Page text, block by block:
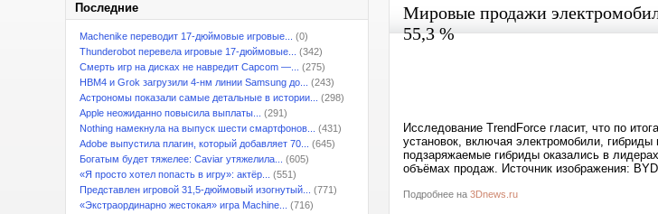
Последние
Machenike переводит 17-дюймовые игровые...
(0)
Thunderobot перевела игровые 17-дюймовые...
(342)
Смерть игр на дисках не навредит Capcom —...
(275)
HBM4 и Grok загрузили 4-нм линии Samsung до...
(243)
Астрономы показали самые детальные в истории...
(298)
Apple неожиданно повысила выплаты...
(291)
Nothing намекнула на выпуск шести смартфонов...
(431)
Adobe выпустила плагин, который добавляет 70...
(645)
Богатым будет тяжелее: Caviar утяжелила...
(605)
«Я просто хотел попасть в игру»: актёр...
(551)
Представлен игровой 31,5-дюймовый изогнутый...
(771)
«Экстраординарно жестокая» игра Machine...
(716)
Мировые продажи
55,3 %
Исследование TrendForce гласит, что по
установок, включая электромобили,
подзаряжаемые гибриды оказались в
объёмах продаж. Источник изображения: BYD
Подробнее на 3Dnews.ru